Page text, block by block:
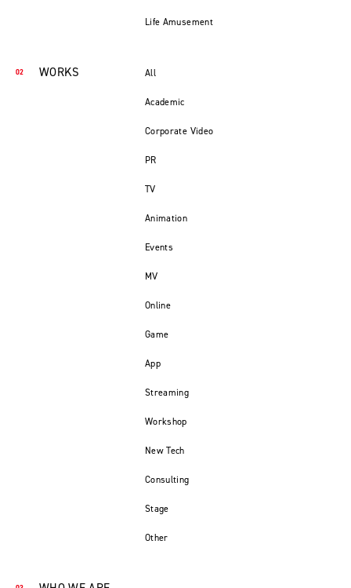
Life Amusement
WORKS All
Academic
Corporate Video
PR
TV
Animation
Events
MV
Online
Game
App
Streaming
Workshop
New Tech
Consulting
Stage
Other